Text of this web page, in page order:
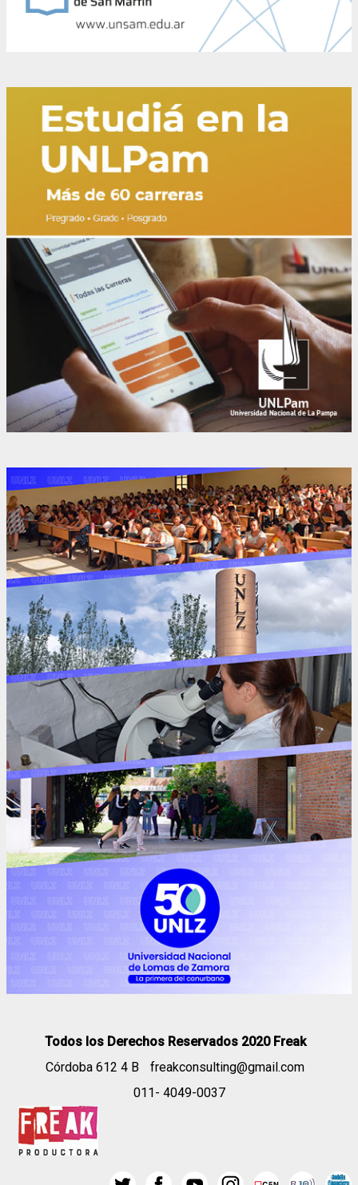
Todos los Derechos Reservados 2020 Freak
Córdoba 612 4 B
freakconsulting@gmail.com
011- 4049-0037